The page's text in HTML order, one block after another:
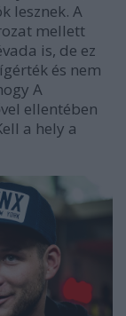
lesznek. A
mellett
is, de ez
és nem
A
ellentében
a hely a